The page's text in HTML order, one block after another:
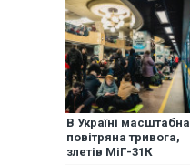
В Україні масштабна
повітряна тривога,
злетів МіГ-31К